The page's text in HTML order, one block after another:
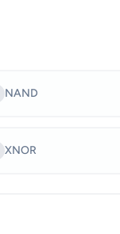
NAND
XNOR